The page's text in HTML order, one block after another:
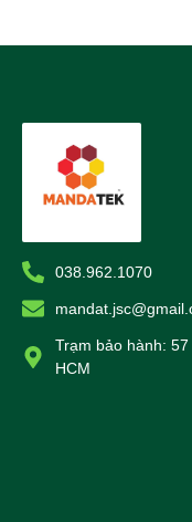
038.962.1070
Trạm bảo hành:
HCM